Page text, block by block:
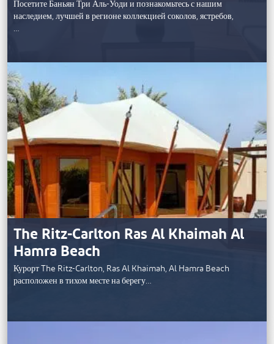
Посетите Баньян Три Аль-Уоди и познакомьтесь с нашим
наследием, лучшей в регионе коллекцией соколов, ястребов,
…
The Ritz-Carlton Ras Al Khaimah Al
Hamra Beach
Курорт The Ritz-Carlton, Ras Al Khaimah, Al Hamra Beach
расположен в тихом месте на берегу…